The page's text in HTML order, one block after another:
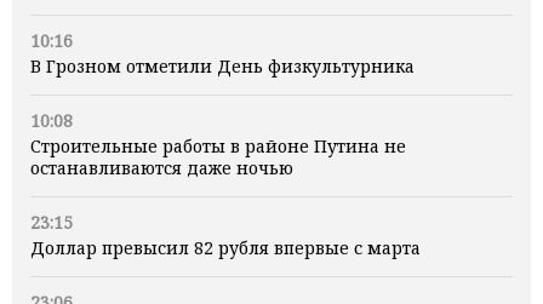
10:16
В Грозном отметили День физкультурника
10:08
Строительные работы в районе Путина не
останавливаются даже ночью
23:15
Доллар превысил 82 рубля впервые с марта